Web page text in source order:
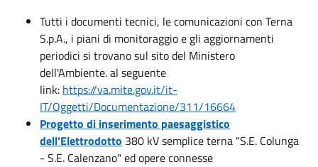
Tutti i documenti tecnici, le comunicazioni con Terna
S.p.A., i piani di monitoraggio e gli aggiornamenti
periodici si trovano sul sito del Ministero
dell'Ambiente. al seguente
link: https://va.mite.gov.it/it-
IT/Oggetti/Documentazione/311/16664
Progetto di inserimento paesaggistico
dell'Elettrodotto 380 kV semplice terna "S.E. Colunga
- S.E. Calenzano" ed opere connesse